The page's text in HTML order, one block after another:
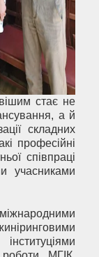
стає не
а й
складних
професійні
співпраці
учасниками